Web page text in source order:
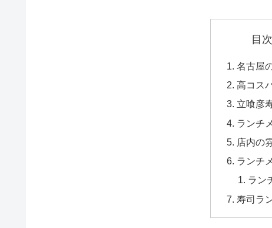
目次
名古屋
高コス
立喰彦
ランチ
店内の
ランチ
ラン
寿司ラ